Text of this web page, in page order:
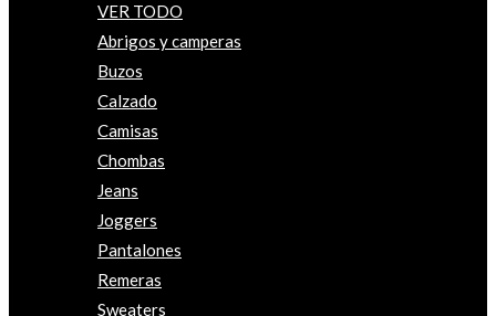
VER TODO
Abrigos y camperas
Buzos
Calzado
Camisas
Chombas
Jeans
Joggers
Pantalones
Remeras
Sweaters